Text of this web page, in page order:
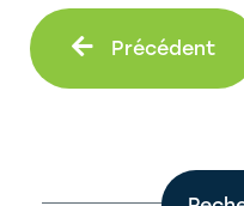
Précédent